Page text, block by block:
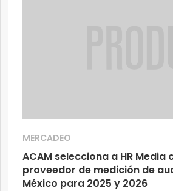
MERCADEO
ACAM selecciona a HR Media
proveedor de medición de
México para 2025 y 2026